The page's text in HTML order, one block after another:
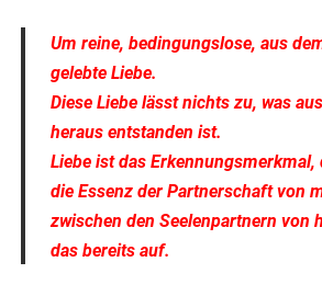
Um reine, bedingungslose, aus
gelebte Liebe.
Diese Liebe lässt nichts zu, was
heraus entstanden ist.
Liebe ist das Erkennungsmerkmal,
die Essenz der Partnerschaft von
zwischen den Seelenpartnern von
das bereits auf.